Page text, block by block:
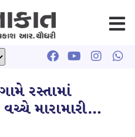
રસ્તામાં
મારામારી…